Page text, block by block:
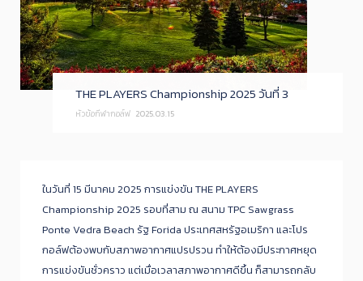
THE PLAYERS Championship 2025 วันที่ 3
หัวข้อกีฬากอล์ฟ 2025.03.15
​​ในวันที่ 15 มีนาคม 2025 การแข่งขัน THE PLAYERS
Championship 2025 รอบที่สาม ณ สนาม TPC Sawgrass
Ponte Vedra Beach รัฐ Forida ประเทศสหรัฐอเมริกา และโปร
กอล์ฟต้องพบกับสภาพอากาศแปรปรวน ทำให้ต้องมีประกาศหยุด
การแข่งขันชั่วคราว แต่เมื่อเวลาสภาพอากาศดีขึ้น ก็สามารถกลับ